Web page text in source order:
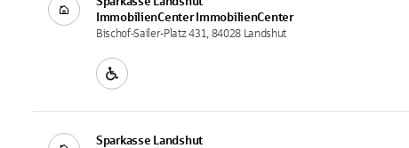
ImmobilienCenter ImmobilienCenter
Bischof-Sailer-Platz 431, 84028 Landshut
Sparkasse Landshut